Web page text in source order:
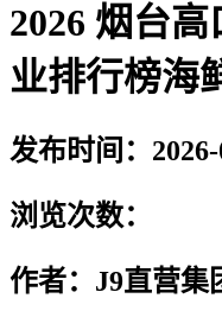
2026 烟台
业排行榜海
发布时间：2026-
浏览次数：
作者：J9直营集